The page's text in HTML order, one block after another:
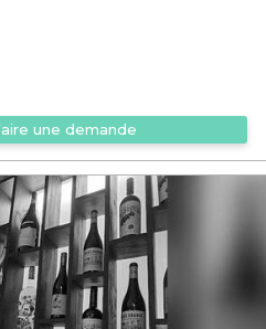
une demande